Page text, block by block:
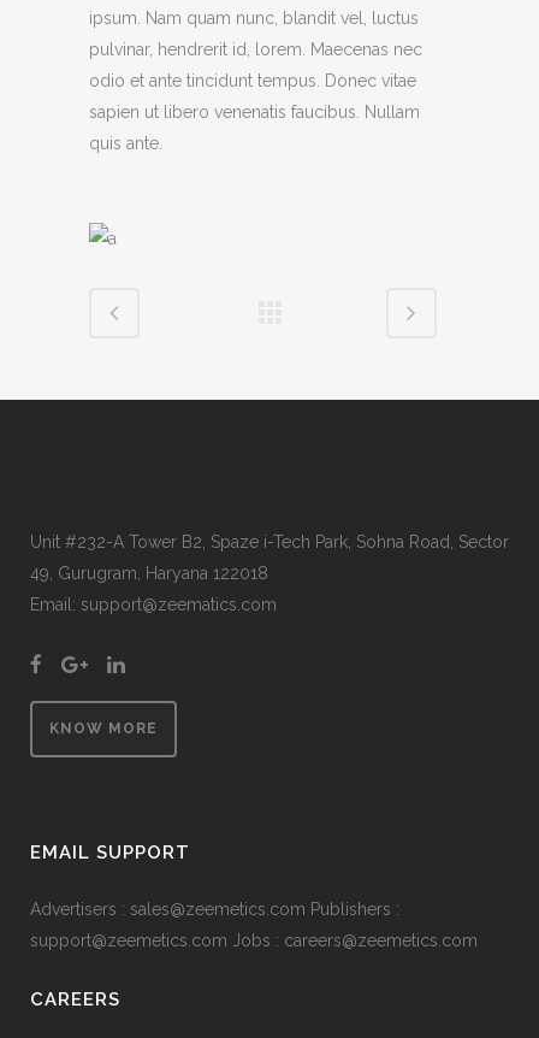
ipsum. Nam quam nunc, blandit vel, luctus
pulvinar, hendrerit id, lorem. Maecenas nec
odio et ante tincidunt tempus. Donec vitae
sapien ut libero venenatis faucibus. Nullam
quis ante.
Unit #232-A Tower B2, Spaze i-Tech Park, Sohna Road, Sector
49, Gurugram, Haryana 122018
Email: support@zeematics.com
KNOW MORE
EMAIL SUPPORT
Advertisers : sales@zeemetics.com Publishers :
support@zeemetics.com Jobs : careers@zeemetics.com
CAREERS